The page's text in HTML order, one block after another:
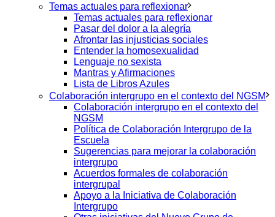
Temas actuales para reflexionar
Temas actuales para reflexionar
Pasar del dolor a la alegría
Afrontar las injusticias sociales
Entender la homosexualidad
Lenguaje no sexista
Mantras y Afirmaciones
Lista de Libros Azules
Colaboración intergrupo en el contexto del NGSM
Colaboración intergrupo en el contexto del
NGSM
Política de Colaboración Intergrupo de la
Escuela
Sugerencias para mejorar la colaboración
intergrupo
Acuerdos formales de colaboración
intergrupal
Apoyo a la Iniciativa de Colaboración
Intergrupo